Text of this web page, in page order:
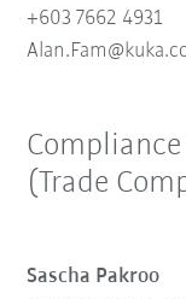
+603 7662 4931
(Trade
Sascha Pakroo